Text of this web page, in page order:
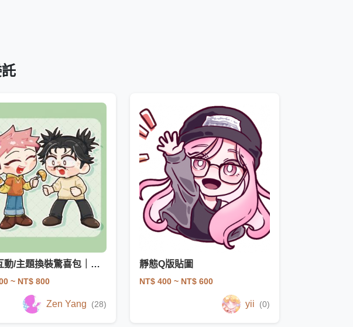
人物互動/主題換裝驚喜包｜傳統/現代和服
~ NT$ 800
Zen Yang (28)
靜態Q版貼圖
NT$ 400 ~ NT$ 600
yii (0)